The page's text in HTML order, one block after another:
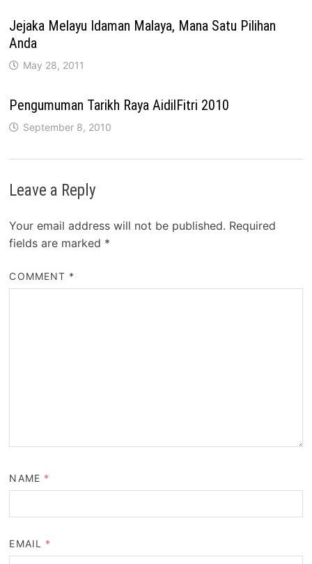
Jejaka Melayu Idaman Malaya, Mana Satu Pilihan
Anda
May 28, 2011
Pengumuman Tarikh Raya AidilFitri 2010
September 8, 2010
Leave a Reply
Your email address will not be published. Required
fields are marked *
COMMENT *
NAME *
EMAIL *